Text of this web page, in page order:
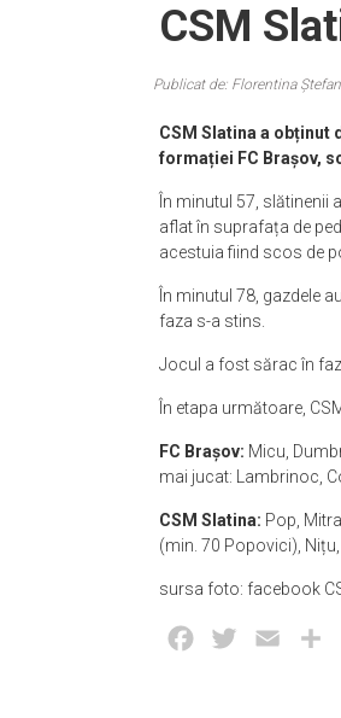
CSM
Publicat de: Florentina
CSM Slatina a obținut
formației FC Brașov,
În minutul 57, slătinenii
aflat în suprafața de
acestuia fiind scos de
În minutul 78, gazdele
faza s-a stins.
Jocul a fost sărac în
În etapa următoare,
FC Brașov: Micu,
mai jucat: Lambrinoc,
CSM Slatina: Pop,
(min. 70 Popovici),
sursa foto: facebook
Facebook
Twitter Email